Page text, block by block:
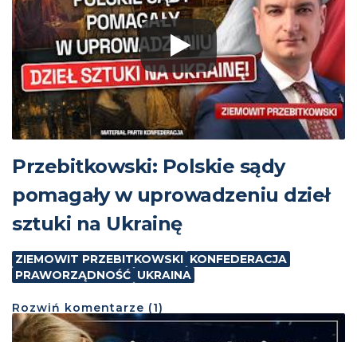
Przebitkowski: Polskie sądy
pomagały w uprowadzeniu dzieł
sztuki na Ukrainę
ZIEMOWIT PRZEBITKOWSKI KONFEDERACJA
PRAWORZĄDNOŚĆ UKRAINA
Rozwiń komentarze (1)